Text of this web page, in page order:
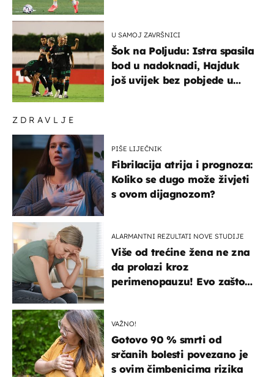
ZDRAVLJE
PIŠE LIJEČNIK
Fibrilacija atrija i prognoza:
Koliko se dugo može živjeti
s ovom dijagnozom?
ALARMANTNI REZULTATI NOVE STUDIJE
Više od trećine žena ne zna
da prolazi kroz
perimenopauzu! Evo zašto
VAŽNO!
Gotovo 90 % smrti od
srčanih bolesti povezano je
s ovim čimbenicima rizika
U SAMOJ ZAVRŠNICI
Šok na Poljudu: Istra spasila
bod u nadoknadi, Hajduk
još uvijek bez pobjede u